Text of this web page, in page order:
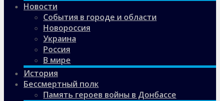
Новости
События в городе и области
Новороссия
Украина
Россия
В мире
История
Бессмертный полк
Память героев войны в Донбассе